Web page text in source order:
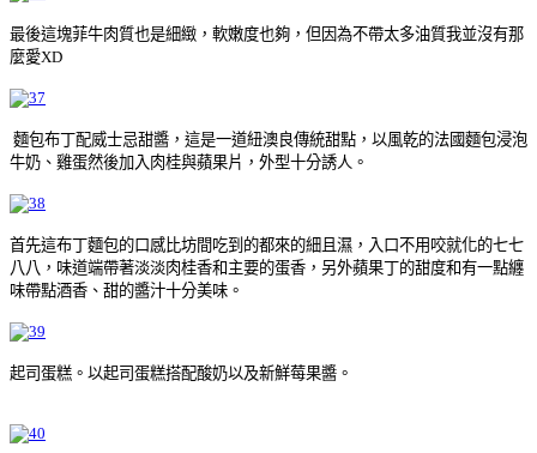
最後這塊菲牛肉質也是細緻，軟嫩度也夠，但因為不帶太多油質我並沒有那
麼愛XD
麵包布丁配威士忌甜醬，這是一道紐澳良傳統甜點，以風乾的法國麵包浸泡
牛奶、雞蛋然後加入肉桂與蘋果片，外型十分誘人。
首先這布丁麵包的口感比坊間吃到的都來的細且濕，入口不用咬就化的七七
八八，味道端帶著淡淡肉桂香和主要的蛋香，另外蘋果丁的甜度和有一點纏
味帶點酒香、甜的醬汁十分美味。
起司蛋糕。以起司蛋糕搭配酸奶以及新鮮莓果醬。